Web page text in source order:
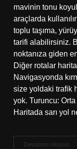
mavinin tonu
araçlarda
toplu taşıma,
tarifi alabilirsiniz.
noktanıza giden
Diğer rotalar
Navigasyonda
size yoldaki trafik
yok. Turuncu: Orta
Haritada sarı yol
Devamını okuyun